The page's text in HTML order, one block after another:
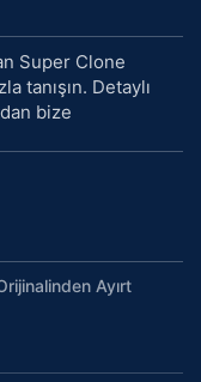
Super Clone
tanışın. Detaylı
bize
Ayırt